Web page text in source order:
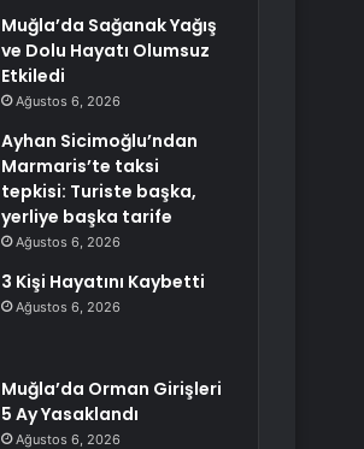
Muğla’da Sağanak Yağış
ve Dolu Hayatı Olumsuz
Etkiledi
Ağustos 6, 2026
Ayhan Sicimoğlu’ndan
Marmaris’te taksi
tepkisi: Turiste başka,
yerliye başka tarife
Ağustos 6, 2026
3 Kişi Hayatını Kaybetti
Ağustos 6, 2026
Muğla’da Orman Girişleri
5 Ay Yasaklandı
Ağustos 6, 2026